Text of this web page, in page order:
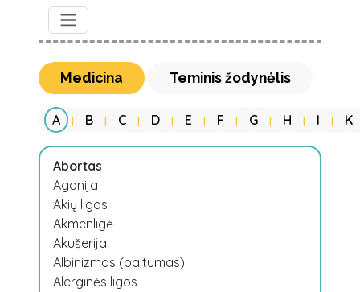
Medicina Teminis žodynėlis
A | B | C | D | E | F | G | H | I | K
Abortas
Agonija
Akių ligos
Akmenligė
Akušerija
Albinizmas (baltumas)
Alerginės ligos